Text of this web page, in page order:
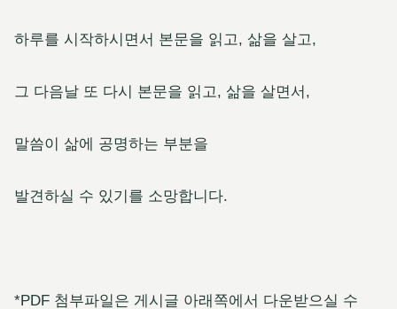
하루를 시작하시면서 본문을 읽고, 삶을 살고,
그 다음날 또 다시 본문을 읽고, 삶을 살면서,
말씀이 삶에 공명하는 부분을
발견하실 수 있기를 소망합니다.
*PDF 첨부파일은 게시글 아래쪽에서 다운받으실 수